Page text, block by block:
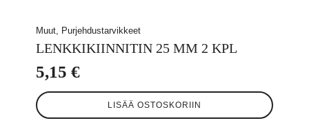
Muut, Purjehdustarvikkeet
LENKKIKIINNITIN 25 MM 2 KPL
5,15 €
LISÄÄ OSTOSKORIIN